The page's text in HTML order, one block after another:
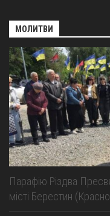
МОЛИТВИ
Парафію Різдва
місті Берестин